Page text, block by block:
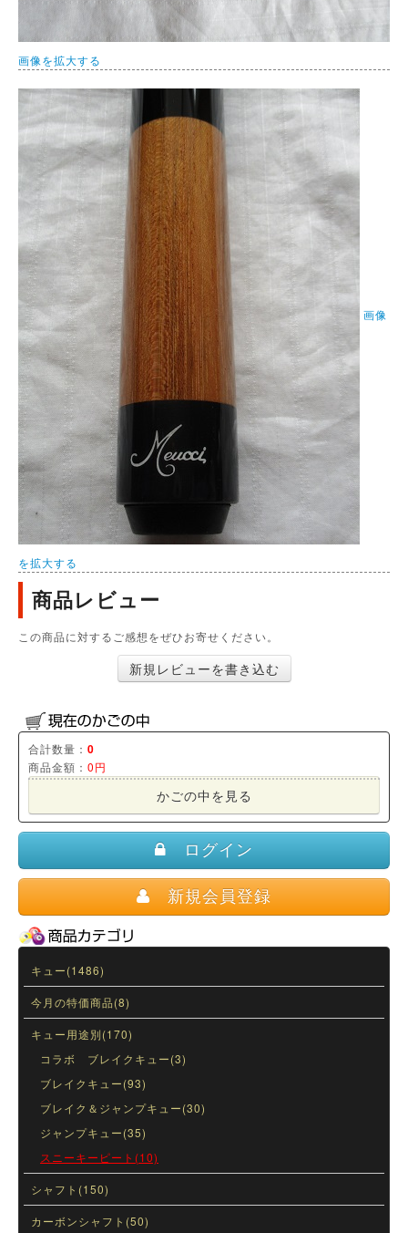
画像を拡大する
画像
を拡大する
商品レビュー
この商品に対するご感想をぜひお寄せください。
新規レビューを書き込む
合計数量： 0
商品金額： 0円
かごの中を見る
ログイン
新規会員登録
キュー(1486)
今月の特価商品(8)
キュー用途別(170)
コラボ ブレイクキュー(3)
ブレイクキュー(93)
ブレイク＆ジャンプキュー(30)
ジャンプキュー(35)
スニーキーピート(10)
シャフト(150)
カーボンシャフト(50)